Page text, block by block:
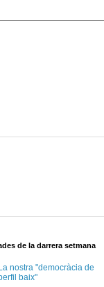
de la darrera setmana
nostra "democràcia de
baix"